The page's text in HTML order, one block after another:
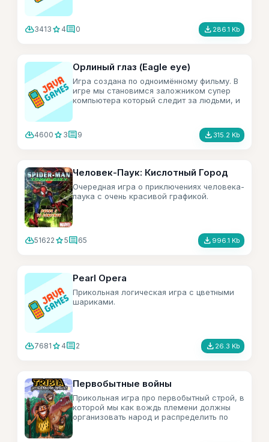
cloud_download3413 star 4comment0 file_download 286.1 Kb
Орлиный глаз (Eagle eye)
Игра создана по одноимённому фильму. В
игре мы становимся заложником супер
компьютера который следит за людьми, и
cloud_download4600 star 3comment9 file_download 315.2 Kb
Человек-Паук: Кислотный Город
Очередная игра о приключениях человека-
паука с очень красивой графикой.
cloud_download51622 star5comment65 file_download 996.1 Kb
Pearl Opera
Прикольная логическая игра с цветными
шариками.
cloud_download7681 star 4comment2 file_download 26.3 Kb
Первобытные войны
Прикольная игра про первобытный строй, в
которой мы как вождь племени должны
организовать народ и распределить по